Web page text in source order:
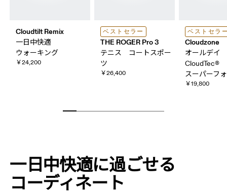
Cloudtilt Remix
一日​中快適
ウォーキング
￥24,200
ベストセラー
THE ROGER Pro 3
テニス コートスポー
ツ
￥26,400
ベストセラ
Cloudzone
オールデ
CloudTec®
スーパーフ
￥19,800
一日​​中快適に​​過ごせる​​
コーディネート